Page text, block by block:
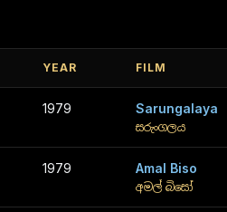
YEAR FILM
1979 Sarungalaya
සරුංගලය
1979 Amal Biso
අමල් බිසෝ